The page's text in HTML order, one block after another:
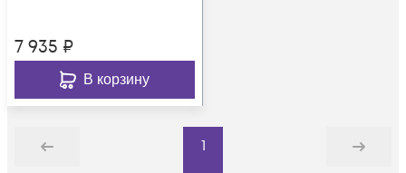
7 935 ₽
В корзину
Назад
1
Дальше